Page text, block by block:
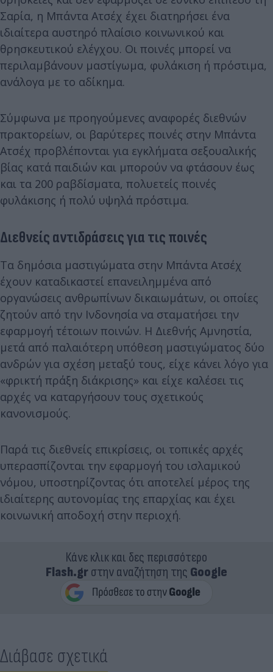
Σαρία, η Μπάντα Ατσέχ έχει διατηρήσει ένα
ιδιαίτερα αυστηρό πλαίσιο κοινωνικού και
θρησκευτικού ελέγχου. Οι ποινές μπορεί να
περιλαμβάνουν μαστίγωμα, φυλάκιση ή πρόστιμα,
ανάλογα με το αδίκημα.
Σύμφωνα με προηγούμενες αναφορές διεθνών
πρακτορείων, οι βαρύτερες ποινές στην Μπάντα
Ατσέχ προβλέπονται για εγκλήματα σεξουαλικής
βίας κατά παιδιών και μπορούν να φτάσουν έως
και τα 200 ραβδίσματα, πολυετείς ποινές
φυλάκισης ή πολύ υψηλά πρόστιμα.
Διεθνείς αντιδράσεις για τις ποινές
Τα δημόσια μαστιγώματα στην Μπάντα Ατσέχ
έχουν καταδικαστεί επανειλημμένα από
οργανώσεις ανθρωπίνων δικαιωμάτων, οι οποίες
ζητούν από την Ινδονησία να σταματήσει την
εφαρμογή τέτοιων ποινών. Η Διεθνής Αμνηστία,
μετά από παλαιότερη υπόθεση μαστιγώματος δύο
ανδρών για σχέση μεταξύ τους, είχε κάνει λόγο για
«φρικτή πράξη διάκρισης» και είχε καλέσει τις
αρχές να καταργήσουν τους σχετικούς
κανονισμούς.
Παρά τις διεθνείς επικρίσεις, οι τοπικές αρχές
υπερασπίζονται την εφαρμογή του ισλαμικού
νόμου, υποστηρίζοντας ότι αποτελεί μέρος της
ιδιαίτερης αυτονομίας της επαρχίας και έχει
κοινωνική αποδοχή στην περιοχή.
Κάνε κλικ και δες περισσότερο
Flash.grστην αναζήτηση της Google
Διάβασε σχετικά